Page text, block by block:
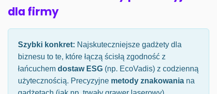
dla firmy
Szybki konkret: Najskuteczniejsze gadżety dla
biznesu to te, które łączą ścisłą zgodność z
łańcuchem dostaw ESG (np. EcoVadis) z codzienną
użytecznością. Precyzyjne metody znakowania na